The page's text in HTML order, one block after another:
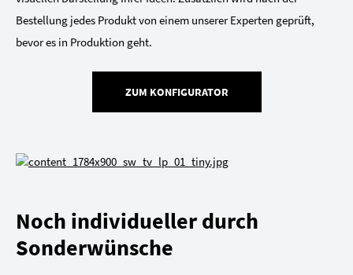
Bestellung jedes Produkt von einem unserer Experten geprüft,
bevor es in Produktion geht.
ZUM KONFIGURATOR
Noch individueller durch
Sonderwünsche